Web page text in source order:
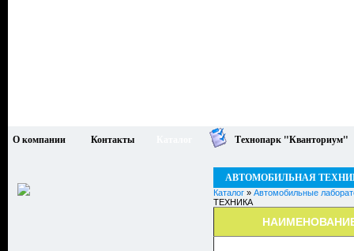
О компании Контакты Технопарк "Кванториум"
АВТОМОБИЛЬНАЯ
Каталог » Автомобильные
ТЕХНИКА